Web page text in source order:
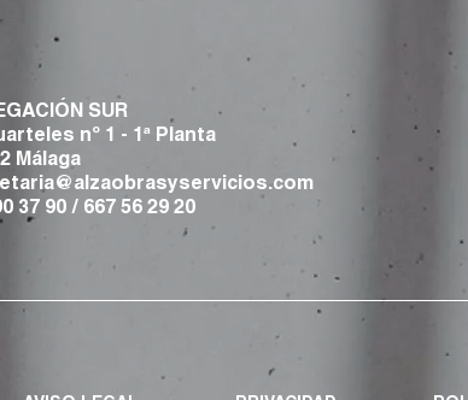
SUR
nº 1 - 1ª Planta
Málaga
37 90 / 667 56 29 20